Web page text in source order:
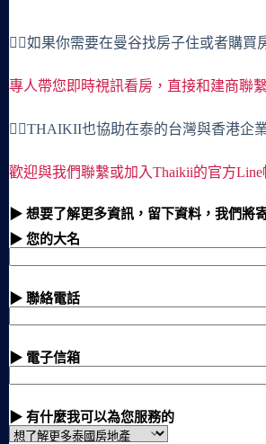
🙋‍♀️如果你需要在曼谷找房子住或者購買
專人帶您即時視訊看房，直接和建商聯
🙋‍♀️THAIKII也協助在泰的台灣與香港企
歡迎與我們聯繫或加入Thaikii的官方Line
▶ 想要了解更多資訊，留下資料，我們將
▶ 您的大名
▶ 聯絡電話
▶ 電子信箱
▶ 有什麼我可以為您服務的